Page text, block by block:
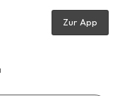
Zur App